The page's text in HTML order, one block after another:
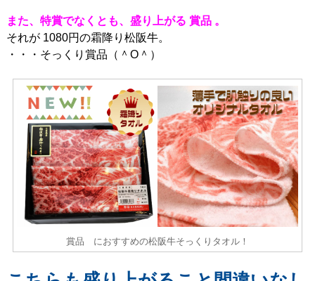
また、特賞でなくとも、盛り上がる 賞品 。
それが 1080円の霜降り松阪牛。
・・・そっくり賞品（＾O＾）
賞品 におすすめの松阪牛そっくりタオル！